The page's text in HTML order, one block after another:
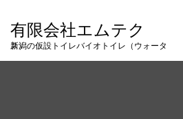
有限会社エムテク
新潟の仮設トイレバイオトイレ（ウォータス）